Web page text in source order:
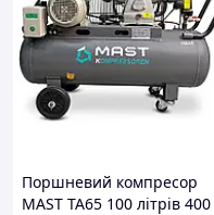
Поршневий компресор
MAST TA65 100 літрів